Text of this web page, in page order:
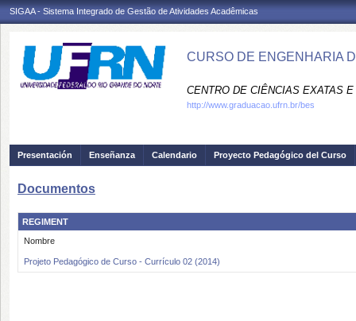
SIGAA - Sistema Integrado de Gestão de Atividades Acadêmicas
CURSO DE ENGENHARIA
CENTRO DE CIÊNCIAS EXATAS
http://www.graduacao.ufrn.br/bes
Presentación Enseñanza Calendario Proyecto Pedagógico del Curso
Documentos
REGIMENT
Nombre
Projeto Pedagógico de Curso - Currículo 02 (2014)